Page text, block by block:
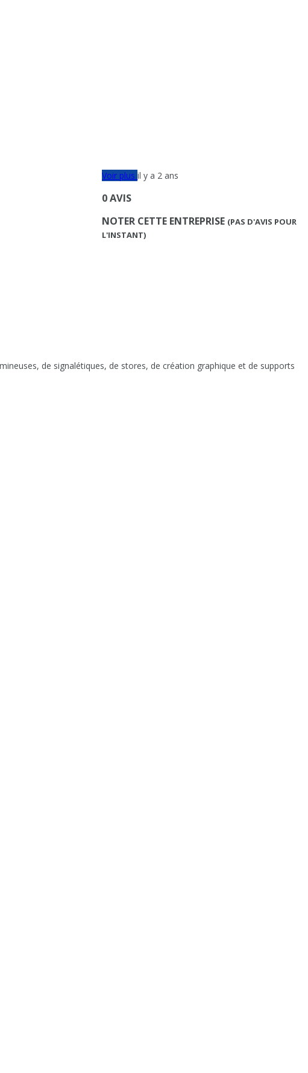
Voir plusil y a 2 ans
0 AVIS
NOTER CETTE ENTREPRISE (PAS D'AVIS POUR
L'INSTANT)
de signalétiques, de stores, de création graphique et de supports